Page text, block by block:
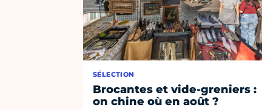
SÉLECTION
Brocantes et vide-greniers :
on chine où en août ?